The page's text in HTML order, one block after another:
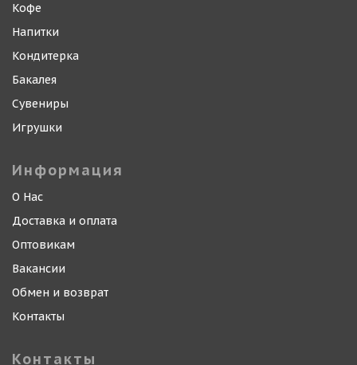
Кофе
Напитки
Кондитерка
Бакалея
Сувениры
Игрушки
Информация
О Нас
Доставка и оплата
Оптовикам
Вакансии
Обмен и возврат
Контакты
Контакты